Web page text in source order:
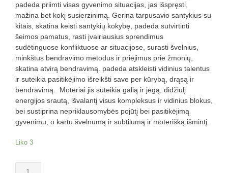
padeda priimti visas gyvenimo situacijas, jas išspręsti,
mažina bet kokį susierzinimą. Gerina tarpusavio santykius su
kitais, skatina keisti santykių kokybę, padeda sutvirtinti
šeimos pamatus, rasti įvairiausius sprendimus
sudėtinguose konfliktuose ar situacijose, surasti švelnius,
minkštus bendravimo metodus ir priėjimus prie žmonių,
skatina atvirą bendravimą. padeda atskleisti vidinius talentus
ir suteikia pasitikėjimo išreikšti save per kūrybą, drąsą ir
bendravimą. Moteriai jis suteikia galią ir jėgą, didžiulį
energijos srautą, išvalantį visus kompleksus ir vidinius blokus,
bei sustiprina nepriklausomybės pojūtį bei pasitikėjimą
gyvenimu, o kartu švelnumą ir subtilumą ir moterišką išmintį.
Liko 3
produkto